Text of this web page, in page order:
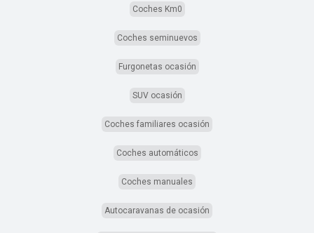
Coches Km0
Coches seminuevos
Furgonetas ocasión
SUV ocasión
Coches familiares ocasión
Coches automáticos
Coches manuales
Autocaravanas de ocasión